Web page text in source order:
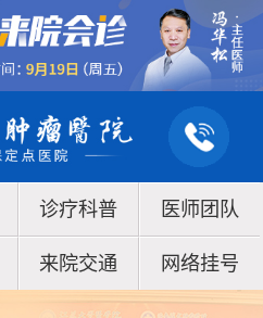
诊疗科普 医师团队
来院交通 网络挂号